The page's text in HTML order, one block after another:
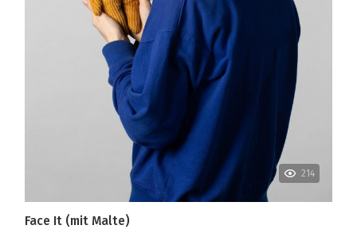
214
Face It (mit Malte)